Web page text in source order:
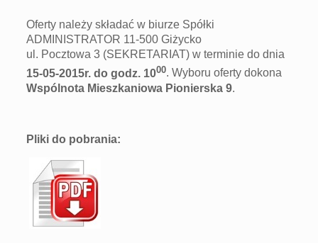
Oferty należy składać w biurze Spółki
ADMINISTRATOR 11-500 Giżycko
ul. Pocztowa 3 (SEKRETARIAT) w terminie do dnia
15-05-2015r. do godz. 1000. Wyboru oferty dokona
Wspólnota Mieszkaniowa Pionierska 9.
Pliki do pobrania: